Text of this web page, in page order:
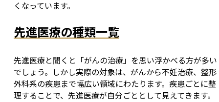
くなっています。
先進医療の種類一覧
先進医療と聞くと「がんの治療」を思い浮かべる方が多い
でしょう。しかし実際の対象は、がんから不妊治療、整形
外科系の疾患まで幅広い領域にわたります。疾患ごとに整
理することで、先進医療が自分ごととして見えてきます。